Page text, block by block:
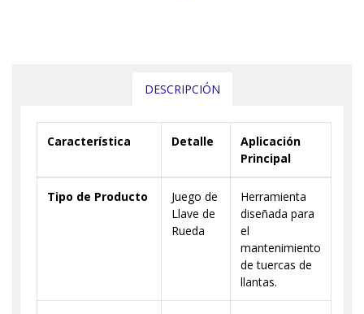
DESCRIPCIÓN
Característica Detalle
Aplicación
Principal
Tipo de Producto
Juego de
Llave de
Rueda
Herramienta
diseñada para
el
mantenimiento
de tuercas de
llantas.